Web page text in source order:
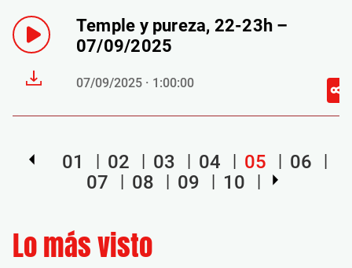
Temple y pureza, 22-23h –
07/09/2025
07/09/2025 · 1:00:00
01 02 03 04 05
06
07
08 09 10
Lo más visto